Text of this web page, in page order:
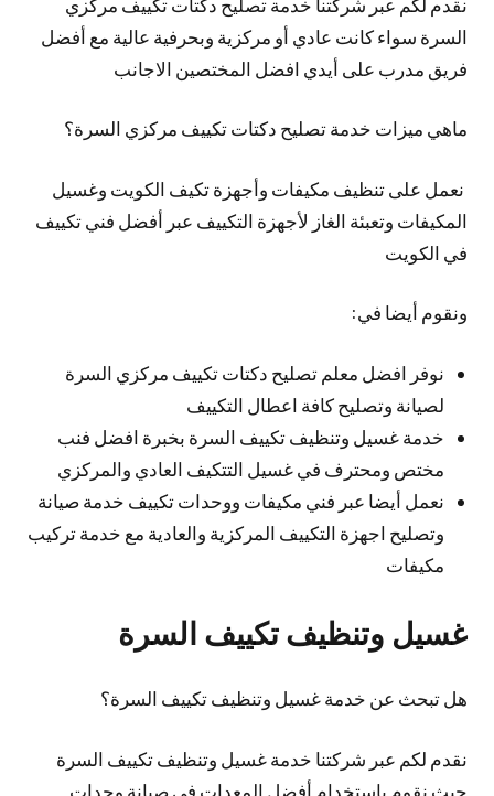
السرة سواء كانت عادي أو مركزية وبحرفية عالية مع أفضل
فريق مدرب على أيدي افضل المختصين الاجانب
ماهي ميزات خدمة تصليح دكتات تكييف مركزي السرة؟
نعمل على تنظيف مكيفات وأجهزة تكيف الكويت وغسيل
المكيفات وتعبئة الغاز لأجهزة التكييف عبر أفضل فني تكييف
في الكويت
ونقوم أيضا في:
نوفر افضل معلم تصليح دكتات تكييف مركزي السرة
لصيانة وتصليح كافة اعطال التكييف
خدمة غسيل وتنظيف تكييف السرة بخبرة افضل فنب
مختص ومحترف في غسيل التتكيف العادي والمركزي
نعمل أيضا عبر فني مكيفات ووحدات تكييف خدمة صيانة
وتصليح اجهزة التكييف المركزية والعادية مع خدمة تركيب
مكيفات
غسيل وتنظيف تكييف السرة
هل تبحث عن خدمة غسيل وتنظيف تكييف السرة؟
نقدم لكم عبر شركتنا خدمة غسيل وتنظيف تكييف السرة
حيث نقوم باستخدام أفضل المعدات في صيانة وحدات